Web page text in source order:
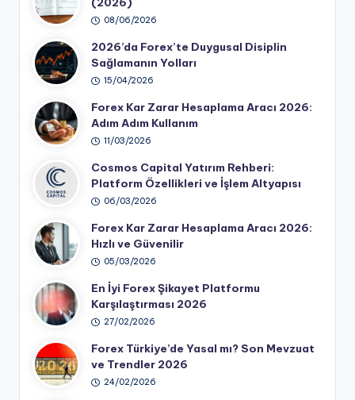
08/06/2026
2026’da Forex’te Duygusal Disiplin
Sağlamanın Yolları
15/04/2026
Forex Kar Zarar Hesaplama Aracı 2026:
Adım Adım Kullanım
11/03/2026
Cosmos Capital Yatırım Rehberi:
Platform Özellikleri ve İşlem Altyapısı
06/03/2026
Forex Kar Zarar Hesaplama Aracı 2026:
Hızlı ve Güvenilir
05/03/2026
En İyi Forex Şikayet Platformu
Karşılaştırması 2026
27/02/2026
Forex Türkiye’de Yasal mı? Son Mevzuat
ve Trendler 2026
24/02/2026